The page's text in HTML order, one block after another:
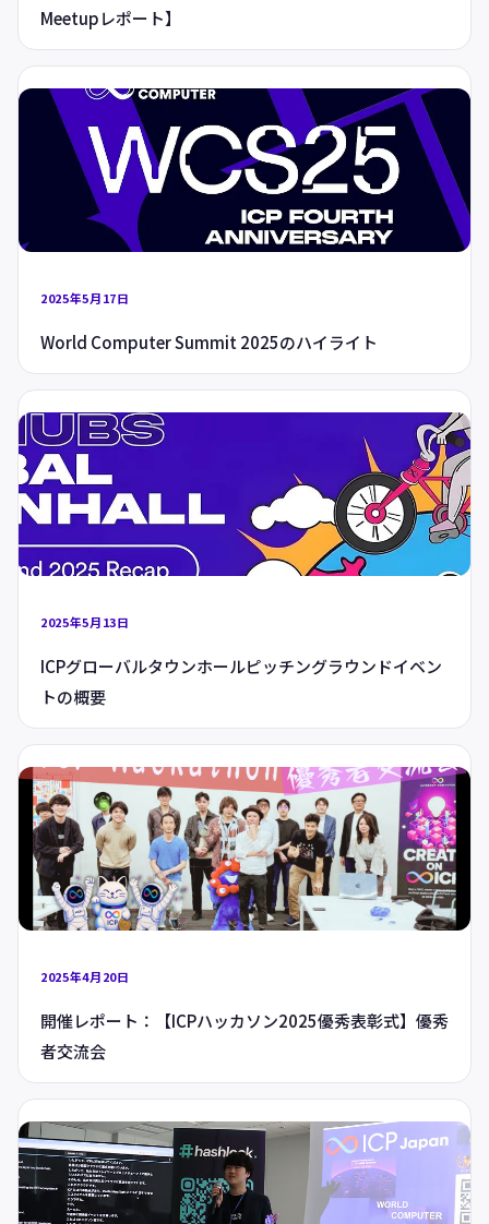
Meetupレポート】
2025年5月17日
World Computer Summit 2025のハイライト
2025年5月13日
ICPグローバルタウンホールピッチングラウンドイベン
トの概要
2025年4月20日
開催レポート：【ICPハッカソン2025優秀表彰式】優秀
者交流会